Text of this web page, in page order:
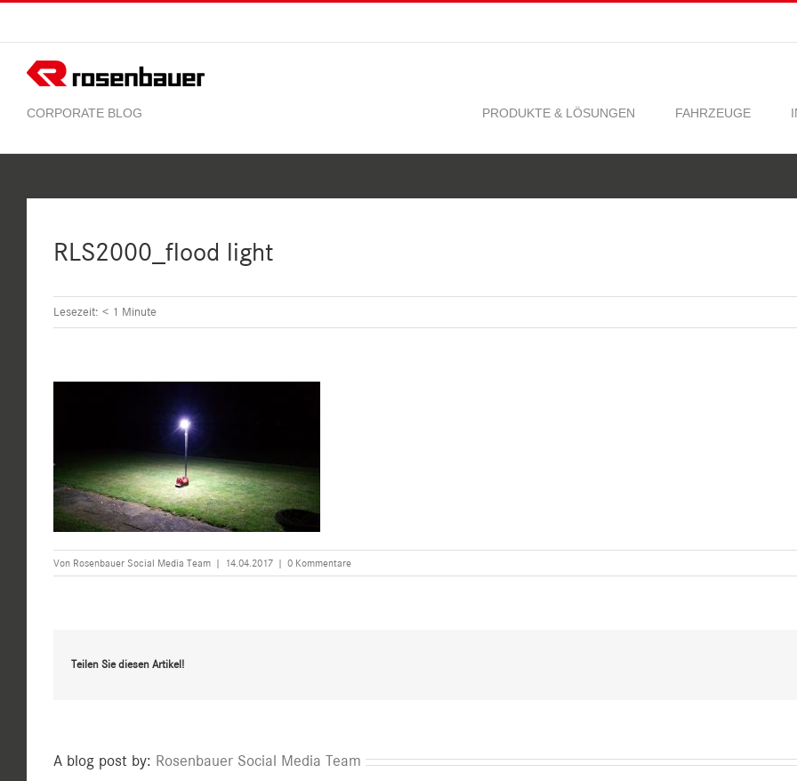
springen
PRODUKTE & LÖSUNGEN FAHRZEUGE
RLS2000_flood light
Lesezeit: < 1 Minute
Von Rosenbauer Social Media Team | 14.04.2017 | 0 Kommentare
Teilen Sie diesen Artikel!
A blog post by: Rosenbauer Social Media Team